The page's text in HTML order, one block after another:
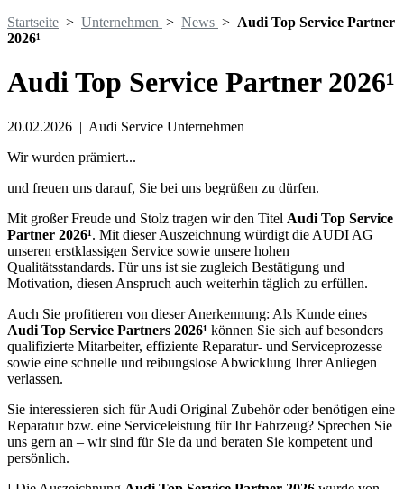
Startseite > Unternehmen > News > Audi Top Service Partner
2026¹
Audi Top Service Partner 2026¹
20.02.2026 | Audi Service Unternehmen
Wir wurden prämiert...
und freuen uns darauf, Sie bei uns begrüßen zu dürfen.
Mit großer Freude und Stolz tragen wir den Titel Audi Top Service
Partner 2026¹. Mit dieser Auszeichnung würdigt die AUDI AG
unseren erstklassigen Service sowie unsere hohen
Qualitätsstandards. Für uns ist sie zugleich Bestätigung und
Motivation, diesen Anspruch auch weiterhin täglich zu erfüllen.
Auch Sie profitieren von dieser Anerkennung: Als Kunde eines
Audi Top Service Partners 2026¹ können Sie sich auf besonders
qualifizierte Mitarbeiter, effiziente Reparatur- und Serviceprozesse
sowie eine schnelle und reibungslose Abwicklung Ihrer Anliegen
verlassen.
Sie interessieren sich für Audi Original Zubehör oder benötigen eine
Reparatur bzw. eine Serviceleistung für Ihr Fahrzeug? Sprechen Sie
uns gern an – wir sind für Sie da und beraten Sie kompetent und
persönlich.